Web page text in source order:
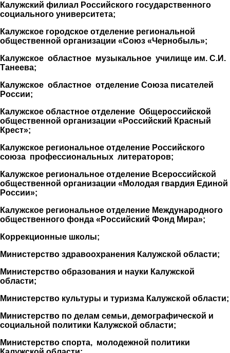
Калужский филиал Российского государственного
социального университета;
Калужское городское отделение региональной
общественной организации «Союз «Чернобыль»;
Калужское областное музыкальное училище им. С.И.
Танеева;
Калужское областное отделение Союза писателей
России;
Калужское областное отделение Общероссийской
общественной организации «Российский Красный
Крест»;
Калужское региональное отделение Российского
союза профессиональных литераторов;
Калужское региональное отделение Всероссийской
общественной организации «Молодая гвардия Единой
России»;
Калужское региональное отделение Международного
общественного фонда «Российский Фонд Мира»;
Коррекционные школы;
Министерство здравоохранения Калужской области;
Министерство образования и науки Калужской
области;
Министерство культуры и туризма Калужской области;
Министерство по делам семьи, демографической и
социальной политики Калужской области;
Министерство спорта, молодежной политики